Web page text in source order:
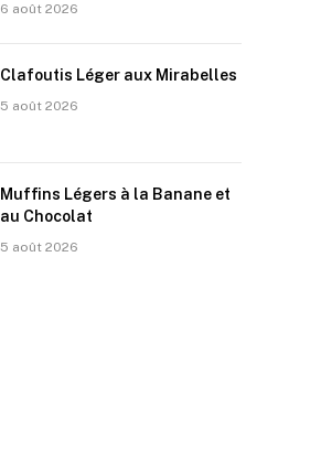
6 août 2026
Clafoutis Léger aux Mirabelles
5 août 2026
Muffins Légers à la Banane et
au Chocolat
5 août 2026